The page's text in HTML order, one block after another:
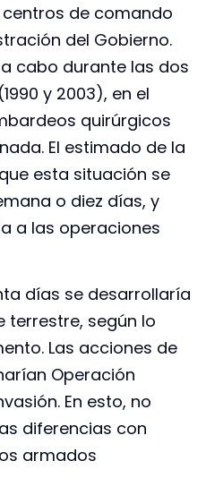
de comando
del Gobierno.
cabo durante las dos
y 2003), en el
quirúrgicos
El estimado de la
esta situación se
o diez días, y
a las operaciones
días se desarrollaría
según lo
Las acciones de
Operación
En esto, no
diferencias con
armados